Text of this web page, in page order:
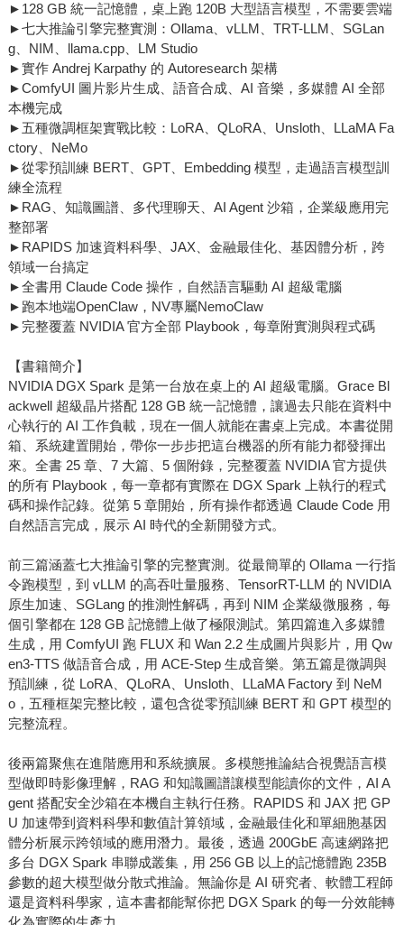
►128 GB 統一記憶體，桌上跑 120B 大型語言模型，不需要雲端
►七大推論引擎完整實測：Ollama、vLLM、TRT-LLM、SGLan
g、NIM、llama.cpp、LM Studio
►實作 Andrej Karpathy 的 Autoresearch 架構
►ComfyUI 圖片影片生成、語音合成、AI 音樂，多媒體 AI 全部
本機完成
►五種微調框架實戰比較：LoRA、QLoRA、Unsloth、LLaMA Fa
ctory、NeMo
►從零預訓練 BERT、GPT、Embedding 模型，走過語言模型訓
練全流程
►RAG、知識圖譜、多代理聊天、AI Agent 沙箱，企業級應用完
整部署
►RAPIDS 加速資料科學、JAX、金融最佳化、基因體分析，跨
領域一台搞定
►全書用 Claude Code 操作，自然語言驅動 AI 超級電腦
►跑本地端OpenClaw，NV專屬NemoClaw
►完整覆蓋 NVIDIA 官方全部 Playbook，每章附實測與程式碼
【書籍簡介】
NVIDIA DGX Spark 是第一台放在桌上的 AI 超級電腦。Grace Bl
ackwell 超級晶片搭配 128 GB 統一記憶體，讓過去只能在資料中
心執行的 AI 工作負載，現在一個人就能在書桌上完成。本書從開
箱、系統建置開始，帶你一步步把這台機器的所有能力都發揮出
來。全書 25 章、7 大篇、5 個附錄，完整覆蓋 NVIDIA 官方提供
的所有 Playbook，每一章都有實際在 DGX Spark 上執行的程式
碼和操作記錄。從第 5 章開始，所有操作都透過 Claude Code 用
自然語言完成，展示 AI 時代的全新開發方式。
前三篇涵蓋七大推論引擎的完整實測。從最簡單的 Ollama 一行指
令跑模型，到 vLLM 的高吞吐量服務、TensorRT-LLM 的 NVIDIA
原生加速、SGLang 的推測性解碼，再到 NIM 企業級微服務，每
個引擎都在 128 GB 記憶體上做了極限測試。第四篇進入多媒體
生成，用 ComfyUI 跑 FLUX 和 Wan 2.2 生成圖片與影片，用 Qw
en3-TTS 做語音合成，用 ACE-Step 生成音樂。第五篇是微調與
預訓練，從 LoRA、QLoRA、Unsloth、LLaMA Factory 到 NeM
o，五種框架完整比較，還包含從零預訓練 BERT 和 GPT 模型的
完整流程。
後兩篇聚焦在進階應用和系統擴展。多模態推論結合視覺語言模
型做即時影像理解，RAG 和知識圖譜讓模型能讀你的文件，AI A
gent 搭配安全沙箱在本機自主執行任務。RAPIDS 和 JAX 把 GP
U 加速帶到資料科學和數值計算領域，金融最佳化和單細胞基因
體分析展示跨領域的應用潛力。最後，透過 200GbE 高速網路把
多台 DGX Spark 串聯成叢集，用 256 GB 以上的記憶體跑 235B
參數的超大模型做分散式推論。無論你是 AI 研究者、軟體工程師
還是資料科學家，這本書都能幫你把 DGX Spark 的每一分效能轉
化為實際的生產力。